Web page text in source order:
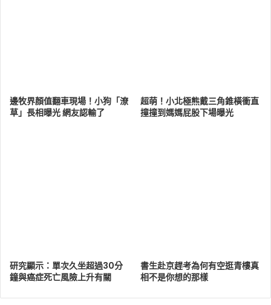
邊牧界顏值翻車現場！小狗「潦
草」長相曝光 網友認輸了
超萌！小北極熊戴三角錐橫衝直
撞撞到媽媽屁股下場曝光
研究顯示：單次久坐超過30分
鐘與癌症死亡風險上升有關
書生赴京趕考為何有空逛青樓真
相不是你想的那樣